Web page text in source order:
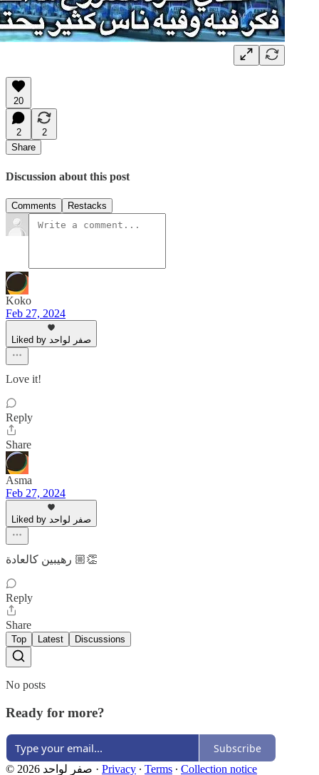
20
2
2
Share
Discussion about this post
Comments Restacks
Koko
Feb 27, 2024
Liked by صفر لواحد
Love it!
Reply
Share
Asma
Feb 27, 2024
Liked by صفر لواحد
رهيبين كالعادة 👏🏼
Reply
Share
Top Latest Discussions
No posts
Ready for more?
Subscribe
© 2026 صفر لواحد · Privacy ∙ Terms ∙ Collection notice